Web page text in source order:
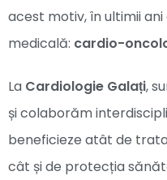
acest motiv, în ultimii
medicală: cardio-
La Cardiologie Galați,
și colaborăm
beneficieze atât de
cât și de protecția